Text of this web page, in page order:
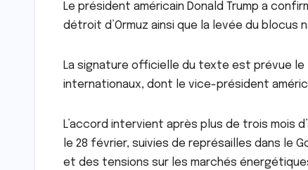
Le président américain Donald Trump a
détroit d’Ormuz ainsi que la levée du blocus
La signature officielle du texte est prévue le
internationaux, dont le vice-président
L’accord intervient après plus de trois mois
le 28 février, suivies de représailles dans le
et des tensions sur les marchés